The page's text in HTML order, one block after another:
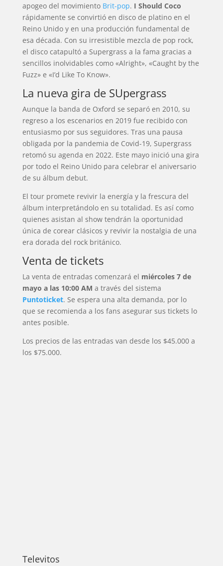
apogeo del movimiento Brit-pop. I Should Coco
rápidamente se convirtió en disco de platino en el
Reino Unido y en una producción fundamental de
esa década. Con su irresistible mezcla de pop rock,
el disco catapultó a Supergrass a la fama gracias a
sencillos inolvidables como «Alright», «Caught by the
Fuzz» e «I’d Like To Know».
La nueva gira de SUpergrass
Aunque la banda de Oxford se separó en 2010, su
regreso a los escenarios en 2019 fue recibido con
entusiasmo por sus seguidores. Tras una pausa
obligada por la pandemia de Covid-19, Supergrass
retomó su agenda en 2022. Este mayo inició una gira
por todo el Reino Unido para celebrar el aniversario
de su álbum debut.
El tour promete revivir la energía y la frescura del
álbum interpretándolo en su totalidad. Es así como
quienes asistan al show tendrán la oportunidad
única de corear clásicos y revivir la nostalgia de una
era dorada del rock británico.
Venta de tickets
La venta de entradas comenzará el miércoles 7 de
mayo a las 10:00 AM a través del sistema
Puntoticket. Se espera una alta demanda, por lo
que se recomienda a los fans asegurar sus tickets lo
antes posible.
Los precios de las entradas van desde los $45.000 a
los $75.000.
Televitos